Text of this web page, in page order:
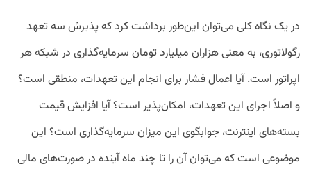
در یک نگاه کلی می‌توان این‌طور برداشت کرد که پذیرش سه تعهد
رگولاتوری، به معنی هزاران میلیارد تومان سرمایه‌گذاری در شبکه هر
اپراتور است. آیا اعمال فشار برای انجام این تعهدات، منطقی است؟
و اصلاً اجرای این تعهدات، امکان‌پذیر است؟ آیا افزایش قیمت
بسته‌های اینترنت، جوابگوی این میزان سرمایه‌گذاری است؟ این
موضوعی است که می‌توان آن را تا چند ماه آینده در صورت‌های مالی